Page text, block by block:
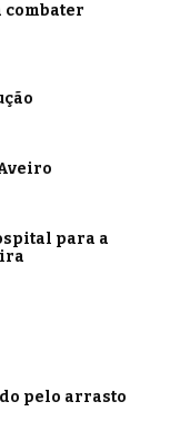
combater
para a
pelo arrasto